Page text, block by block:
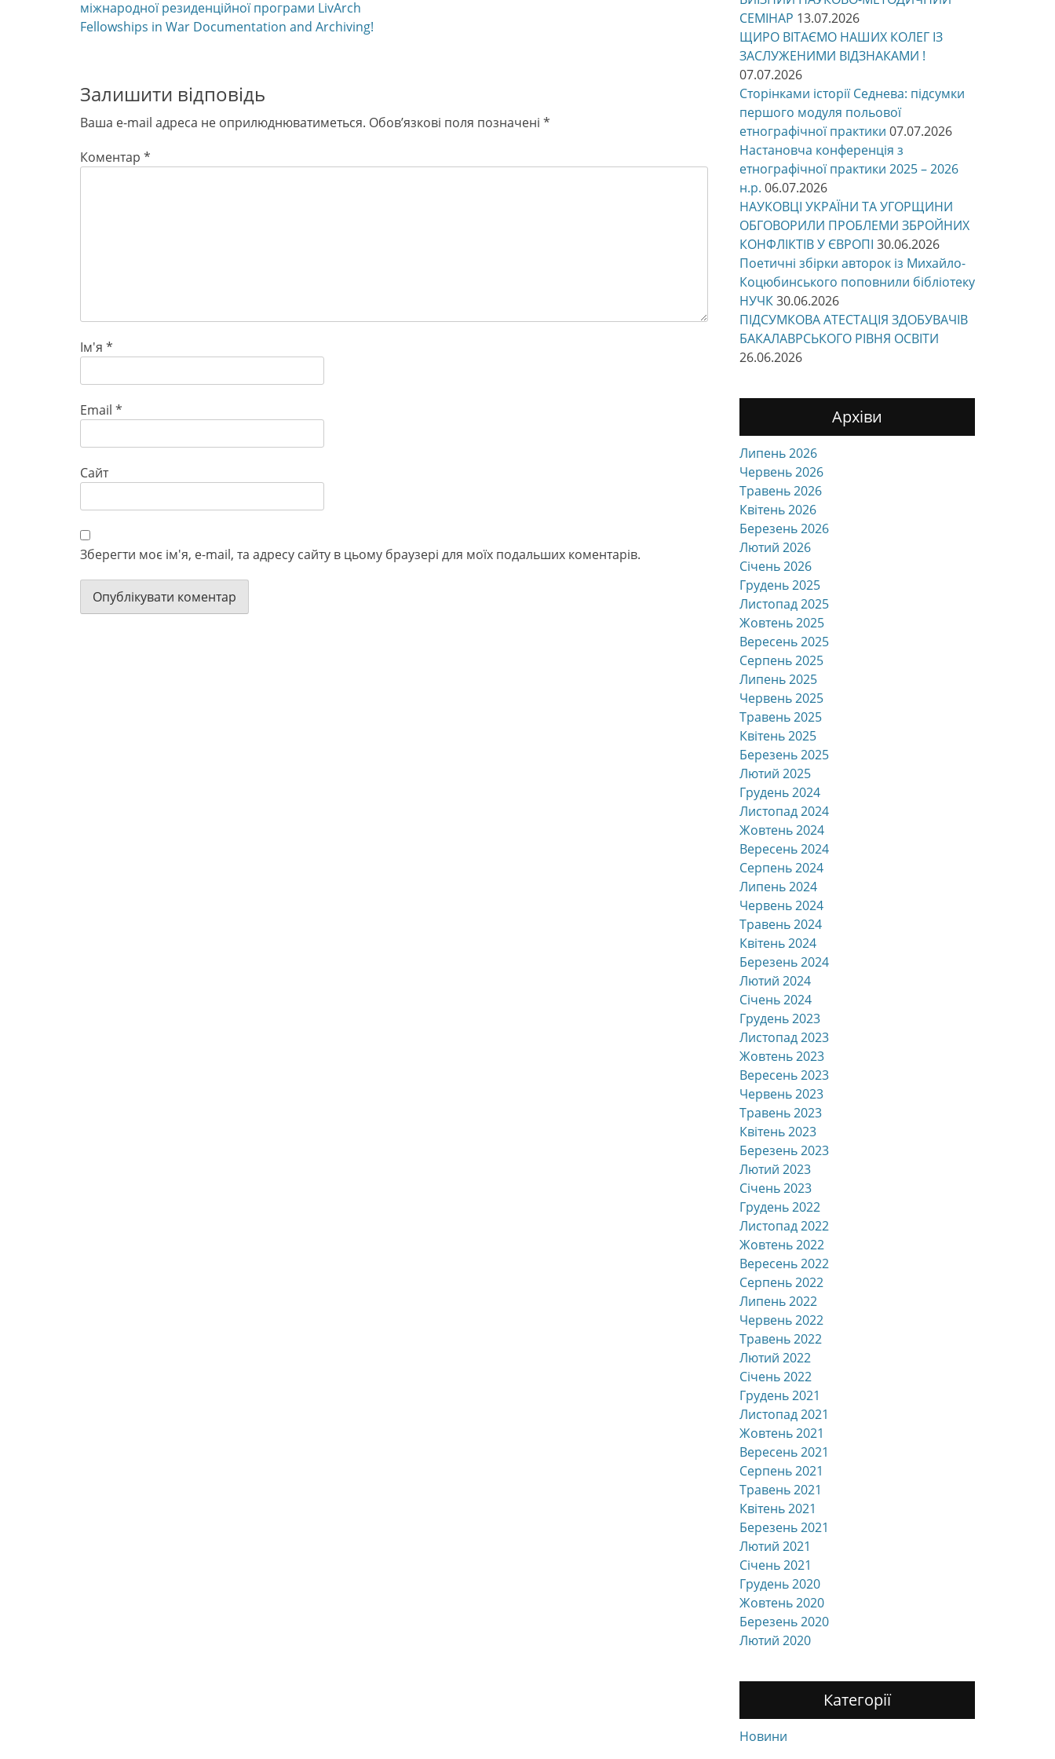
post:
міжнародної резиденційної програми LivArch
Fellowships in War Documentation and Archiving!
Залишити відповідь
Ваша e-mail адреса не оприлюднюватиметься. Обов’язкові поля позначені *
Коментар *
Ім'я *
Email *
Сайт
Зберегти моє ім'я, e-mail, та адресу сайту в цьому браузері для моїх подальших коментарів.
СЕМІНАР 13.07.2026
ЩИРО ВІТАЄМО НАШИХ КОЛЕГ ІЗ
ЗАСЛУЖЕНИМИ ВІДЗНАКАМИ !
07.07.2026
Сторінками історії Седнева: підсумки
першого модуля польової
етнографічної практики 07.07.2026
Настановча конференція з
етнографічної практики 2025 – 2026
н.р. 06.07.2026
НАУКОВЦІ УКРАЇНИ ТА УГОРЩИНИ
ОБГОВОРИЛИ ПРОБЛЕМИ ЗБРОЙНИХ
КОНФЛІКТІВ У ЄВРОПІ 30.06.2026
Поетичні збірки авторок із Михайло-
Коцюбинського поповнили бібліотеку
НУЧК30.06.2026
ПІДСУМКОВА АТЕСТАЦІЯ ЗДОБУВАЧІВ
БАКАЛАВРСЬКОГО РІВНЯ ОСВІТИ
26.06.2026
Архіви
Липень 2026
Червень 2026
Травень 2026
Квітень 2026
Березень 2026
Лютий 2026
Січень 2026
Грудень 2025
Листопад 2025
Жовтень 2025
Вересень 2025
Серпень 2025
Липень 2025
Червень 2025
Травень 2025
Квітень 2025
Березень 2025
Лютий 2025
Грудень 2024
Листопад 2024
Жовтень 2024
Вересень 2024
Серпень 2024
Липень 2024
Червень 2024
Травень 2024
Квітень 2024
Березень 2024
Лютий 2024
Січень 2024
Грудень 2023
Листопад 2023
Жовтень 2023
Вересень 2023
Червень 2023
Травень 2023
Квітень 2023
Березень 2023
Лютий 2023
Січень 2023
Грудень 2022
Листопад 2022
Жовтень 2022
Вересень 2022
Серпень 2022
Липень 2022
Червень 2022
Травень 2022
Лютий 2022
Січень 2022
Грудень 2021
Листопад 2021
Жовтень 2021
Вересень 2021
Серпень 2021
Травень 2021
Квітень 2021
Березень 2021
Лютий 2021
Січень 2021
Грудень 2020
Жовтень 2020
Березень 2020
Лютий 2020
Категорії
Новини